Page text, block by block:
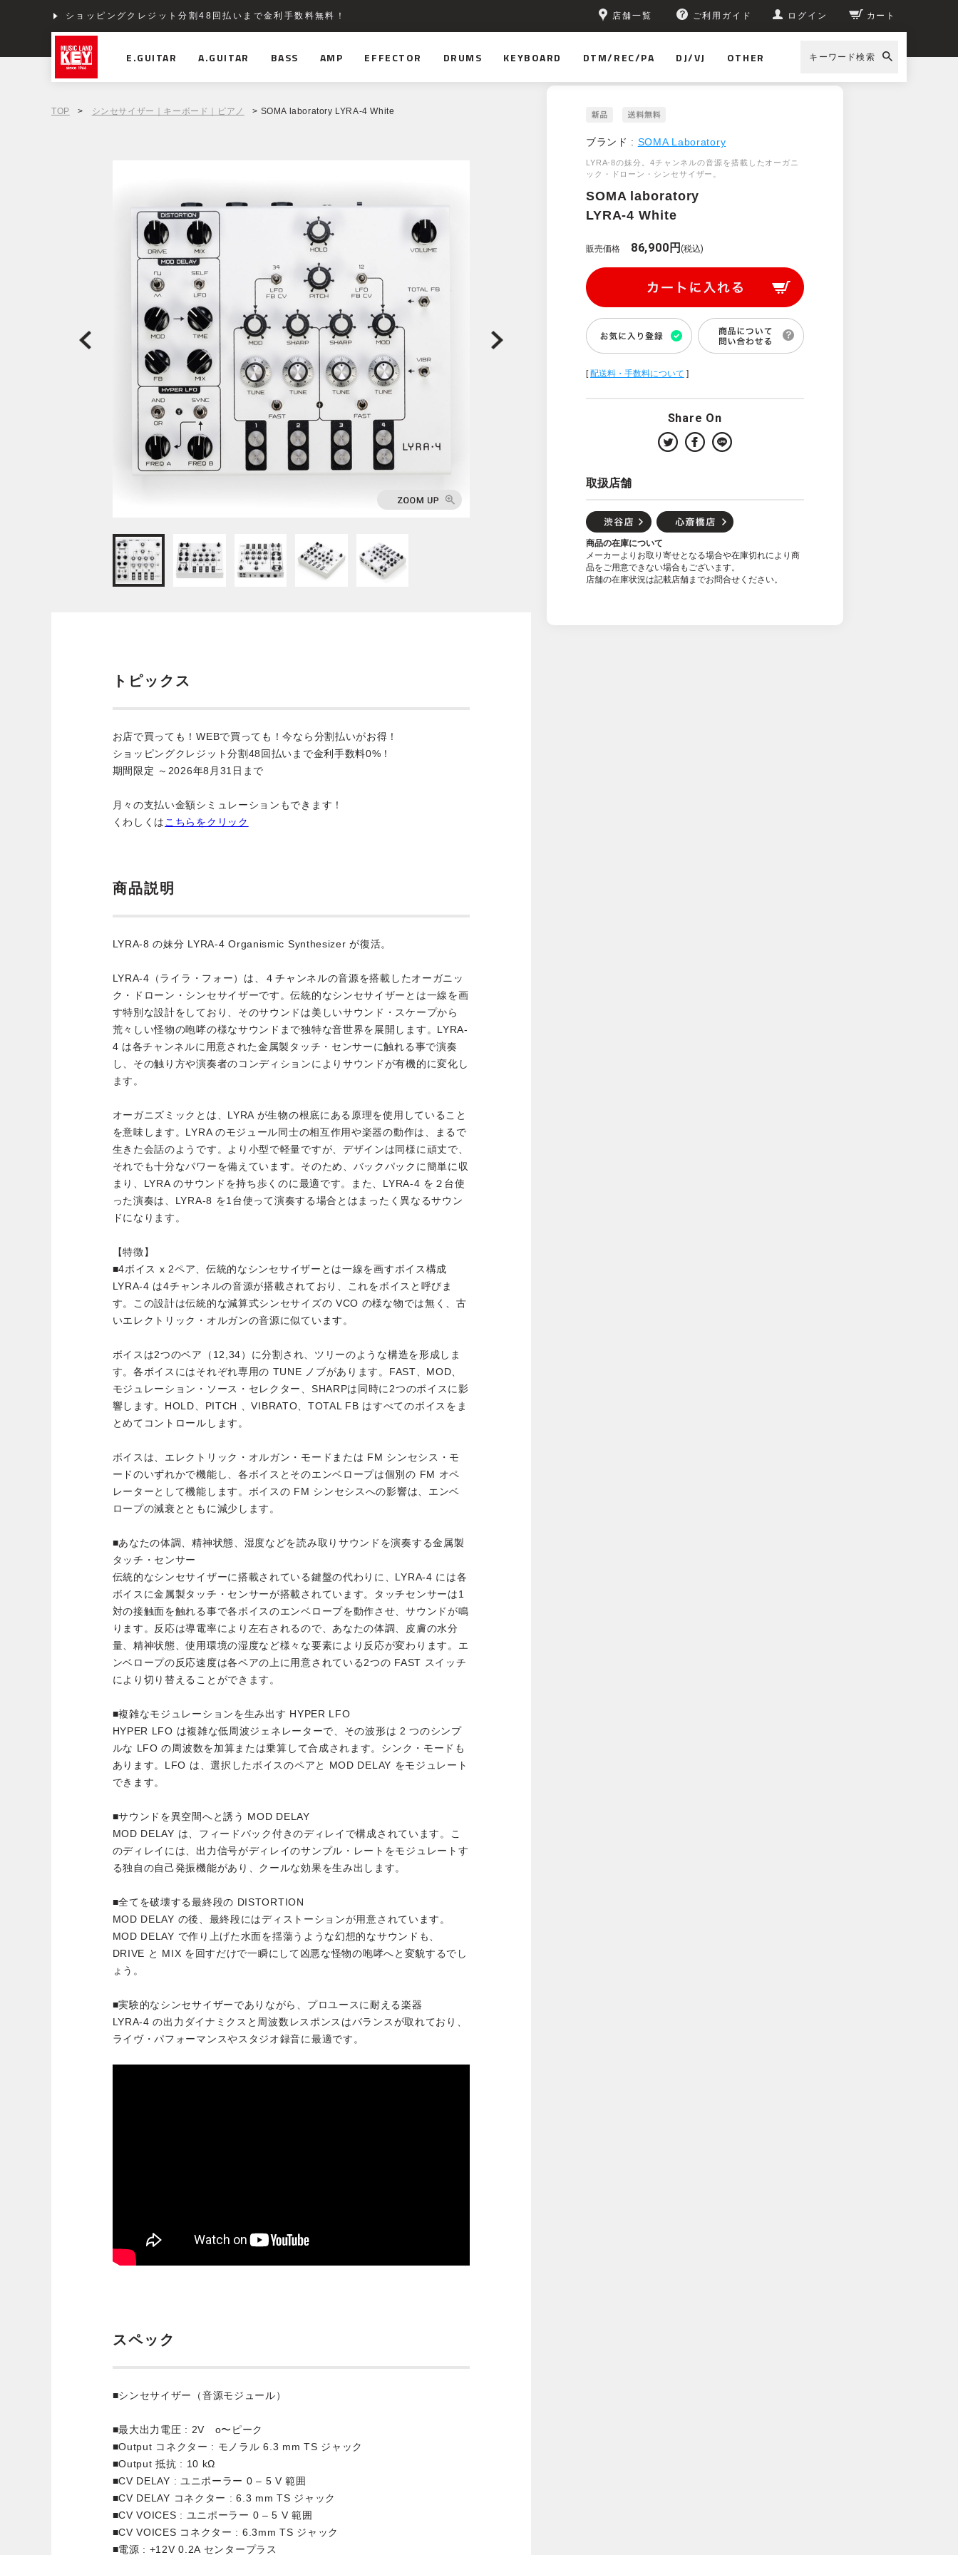
ショッピングクレジット分割48回払いまで金利手数料無料！ 店舗一覧 ご利用ガイド ログイン カート
E.GUITAR A.GUITAR BASS AMP EFFECTOR DRUMS KEYBOARD DTM/REC/PA DJ/VJ OTHER キーワード検索
TOP > シンセサイザー｜キーボード｜ピアノ > SOMA laboratory LYRA-4 White
ブランド : SOMA Laboratory
LYRA-8の妹分。4チャンネルの音源を搭載したオーガニ
ック・ドローン・シンセサイザー。
SOMA laboratory
LYRA-4 White
販売価格 86,900円(税込)
[配送料・手数料について ]
Share On
取扱店舗
商品の在庫について
メーカーよりお取り寄せとなる場合や在庫切れにより商
品をご用意できない場合もございます。
店舗の在庫状況は記載店舗までお問合せください。
トピックス
お店で買っても！WEBで買っても！今なら分割払いがお得！
ショッピングクレジット分割48回払いまで金利手数料0%！
期間限定 ～2026年8月31日まで
月々の支払い金額シミュレーションもできます！
くわしくは こちらをクリック
商品説明
LYRA-8 の妹分 LYRA-4 Organismic Synthesizer が復活。
LYRA-4（ライラ・フォー）は、４チャンネルの音源を搭載したオーガニッ
ク・ドローン・シンセサイザーです。伝統的なシンセサイザーとは一線を画
す特別な設計をしており、そのサウンドは美しいサウンド・スケープから
荒々しい怪物の咆哮の様なサウンドまで独特な音世界を展開します。LYRA-
4 は各チャンネルに用意された金属製タッチ・センサーに触れる事で演奏
し、その触り方や演奏者のコンディションによりサウンドが有機的に変化し
ます。
オーガニズミックとは、LYRA が生物の根底にある原理を使用していること
を意味します。LYRA のモジュール同士の相互作用や楽器の動作は、まるで
生きた会話のようです。より小型で軽量ですが、デザインは同様に頑丈で、
それでも十分なパワーを備えています。そのため、バックパックに簡単に収
まり、LYRA のサウンドを持ち歩くのに最適です。また、LYRA-4 を２台使
った演奏は、LYRA-8 を1台使って演奏する場合とはまったく異なるサウン
ドになります。
【特徴】
■4ボイス x 2ペア、伝統的なシンセサイザーとは一線を画すボイス構成
LYRA-4 は4チャンネルの音源が搭載されており、これをボイスと呼びま
す。この設計は伝統的な減算式シンセサイズの VCO の様な物では無く、古
いエレクトリック・オルガンの音源に似ています。
ボイスは2つのペア（12,34）に分割され、ツリーのような構造を形成しま
す。各ボイスにはそれぞれ専用の TUNE ノブがあります。FAST、MOD、
モジュレーション・ソース・セレクター、SHARPは同時に2つのボイスに影
響します。HOLD、PITCH 、VIBRATO、TOTAL FB はすべてのボイスをま
とめてコントロールします。
ボイスは、エレクトリック・オルガン・モードまたは FM シンセシス・モ
ードのいずれかで機能し、各ボイスとそのエンベロープは個別の FM オペ
レーターとして機能します。ボイスの FM シンセシスへの影響​​は、エンベ
ロープの減衰とともに減少します。
■あなたの体調、精神状態、湿度などを読み取りサウンドを演奏する金属製
タッチ・センサー
伝統的なシンセサイザーに搭載されている鍵盤の代わりに、LYRA-4 には各
ボイスに金属製タッチ・センサーが搭載されています。タッチセンサーは1
対の接触面を触れる事で各ボイスのエンベロープを動作させ、サウンドが鳴
ります。反応は導電率により左右されるので、あなたの体調、皮膚の水分
量、精神状態、使用環境の湿度など様々な要素により反応が変わります。エ
ンベロープの反応速度は各ペアの上に用意されている2つの FAST スイッチ
により切り替えることができます。
■複雑なモジュレーションを生み出す HYPER LFO
HYPER LFO は複雑な低周波ジェネレーターで、その波形は 2 つのシンプ
ルな LFO の周波数を加算または乗算して合成されます。シンク・モードも
あります。LFO は、選択したボイスのペアと MOD DELAY をモジュレート
できます。
■サウンドを異空間へと誘う MOD DELAY
MOD DELAY は、フィードバック付きのディレイで構成されています。こ
のディレイには、出力信号がディレイのサンプル・レートをモジュレートす
る独自の自己発振機能があり、クールな効果を生み出します。
■全てを破壊する最終段の DISTORTION
MOD DELAY の後、最終段にはディストーションが用意されています。
MOD DELAY で作り上げた水面を揺蕩うような幻想的なサウンドも、
DRIVE と MIX を回すだけで一瞬にして凶悪な怪物の咆哮へと変貌するでし
ょう。
■実験的なシンセサイザーでありながら、プロユースに耐える楽器
LYRA-4 の出力ダイナミクスと周波数レスポンスはバランスが取れており、
ライヴ・パフォーマンスやスタジオ録音に最適です。
スペック
■シンセサイザー（音源モジュール）
■最大出力電圧 : 2V o〜ピーク
■Output コネクター : モノラル 6.3 mm TS ジャック
■Output 抵抗 : 10 kΩ
■CV DELAY : ユニポーラー 0 – 5 V 範囲
■CV DELAY コネクター : 6.3 mm TS ジャック
■CV VOICES : ユニポーラー 0 – 5 V 範囲
■CV VOICES コネクター : 6.3mm TS ジャック
■電源 : +12V 0.2A センタープラス